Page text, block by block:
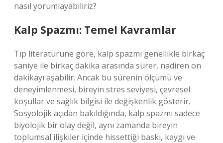
nasıl yorumlayabiliriz?
Kalp Spazmı: Temel Kavramlar
Tıp literatürüne göre, kalp spazmı genellikle birkaç
saniye ile birkaç dakika arasında sürer, nadiren on
dakikayı aşabilir. Ancak bu sürenin ölçümü ve
deneyimlenmesi, bireyin stres seviyesi, çevresel
koşullar ve sağlık bilgisi ile değişkenlik gösterir.
Sosyolojik açıdan bakıldığında, kalp spazmı sadece
biyolojik bir olay değil, aynı zamanda bireyin
toplumsal ilişkiler içinde hissettiği baskı, kaygı ve